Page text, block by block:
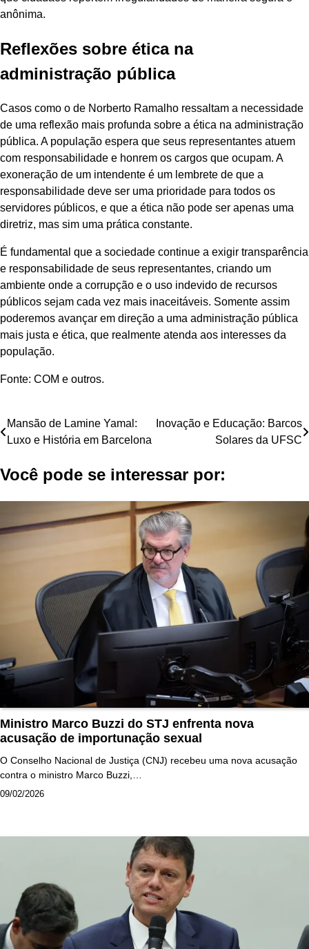
anônima.
Reflexões sobre ética na
administração pública
Casos como o de Norberto Ramalho ressaltam a necessidade
de uma reflexão mais profunda sobre a ética na administração
pública. A população espera que seus representantes atuem
com responsabilidade e honrem os cargos que ocupam. A
exoneração de um intendente é um lembrete de que a
responsabilidade deve ser uma prioridade para todos os
servidores públicos, e que a ética não pode ser apenas uma
diretriz, mas sim uma prática constante.
É fundamental que a sociedade continue a exigir transparência
e responsabilidade de seus representantes, criando um
ambiente onde a corrupção e o uso indevido de recursos
públicos sejam cada vez mais inaceitáveis. Somente assim
poderemos avançar em direção a uma administração pública
mais justa e ética, que realmente atenda aos interesses da
população.
Fonte: COM e outros.
Navegação
Post
Mansão de Lamine Yamal:
Luxo e História em Barcelona
Inovação e Educação: Barcos
Solares da UFSC
Você pode se interessar por:
Ministro Marco Buzzi do STJ enfrenta nova
acusação de importunação sexual
O Conselho Nacional de Justiça (CNJ) recebeu uma nova acusação
contra o ministro Marco Buzzi,…
09/02/2026